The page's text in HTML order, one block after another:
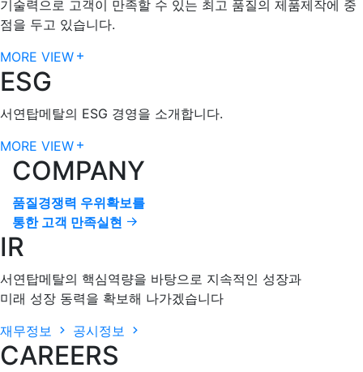
기술력으로 고객이 만족할 수 있는 최고 품질의 제품제작에 중
점을 두고 있습니다.​
MORE VIEW
ESG
서연탑메탈의 ESG 경영을 소개합니다.
MORE VIEW
COMPANY
품질경쟁력 우위확보를
통한 고객 만족실현
IR
서연탑메탈의 핵심역량을 바탕으로 지속적인 성장과
미래 성장 동력을 확보해 나가겠습니다
재무정보
공시정보
CAREERS